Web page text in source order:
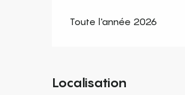
Toute l'année 2026
Localisation